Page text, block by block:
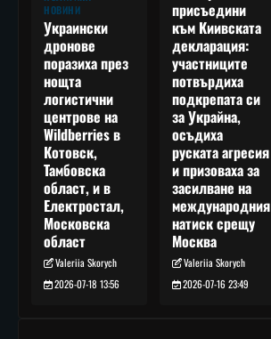
НОВИНИ
Украински
дронове
поразиха през
нощта
логистични
центрове на
Wildberries в
Котовск,
Тамбовска
област, и в
Електростал,
Московска
област
Valeriia Skorych
2026-07-18 13:56
присъедини
към Киивската
декларация:
участниците
потвърдиха
подкрепата си
за Украйна,
осъдиха
руската агресия
и призоваха за
засилване на
международния
натиск срещу
Москва
Valeriia Skorych
2026-07-16 23:49